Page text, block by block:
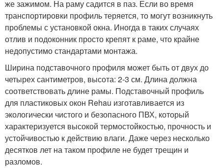
же зажимом. На раму садится в паз. Если во время
транспортировки профиль теряется, то могут возникнуть
проблемы с установкой окна. Иногда в таких случаях
отлив и подоконник просто крепят к раме, что крайне
недопустимо стандартами монтажа.
Ширина подставочного профиля может быть от двух до
четырех сантиметров, высота: 2-3 см. Длина должна
соответствовать длине рамы. Подставочный профиль
для пластиковых окон Rehau изготавливается из
экологически чистого и безопасного ПВХ, который
характеризуется высокой термостойкостью, прочность и
устойчивостью к действию влаги. Даже через несколько
десятков лет на таком профиле не будет трещин и
разломов.